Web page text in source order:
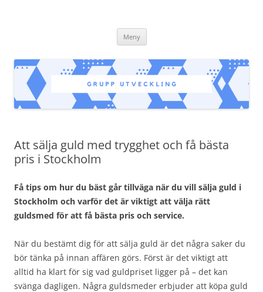
Meny Hoppa
innehåll
Att sälja guld med trygghet och få bästa
pris i Stockholm
Få tips om hur du bäst går tillväga när du vill sälja guld i
Stockholm och varför det är viktigt att välja rätt
guldsmed för att få bästa pris och service.
När du bestämt dig för att sälja guld är det några saker du
bör tänka på innan affären görs. Först är det viktigt att
alltid ha klart för sig vad guldpriset ligger på – det kan
svänga dagligen. Några guldsmeder erbjuder att köpa guld